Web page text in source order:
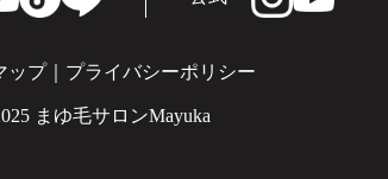
ップ｜ プライバシーポリシー
まゆ毛サロンMayuka